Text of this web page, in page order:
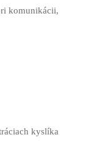
komunikácii,
kyslíka